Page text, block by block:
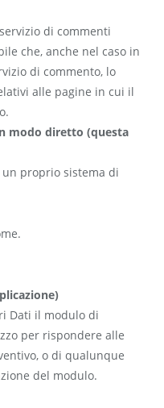
di commenti
che, anche nel caso in
di commento, lo
alle pagine in cui il
modo diretto (questa
proprio sistema di
Dati il modulo di
per rispondere alle
o di qualunque
del modulo.